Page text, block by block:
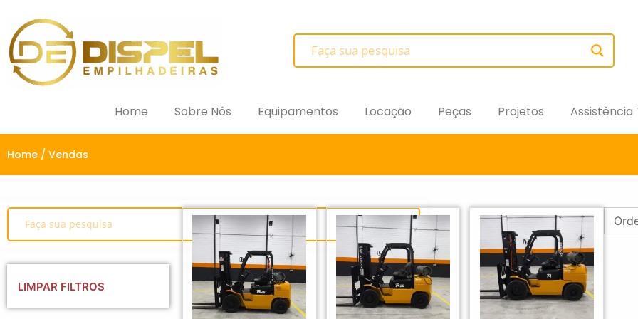
Home Sobre Nós Equipamentos Locação Peças Projetos Assistência
Home / Vendas
LIMPAR FILTROS